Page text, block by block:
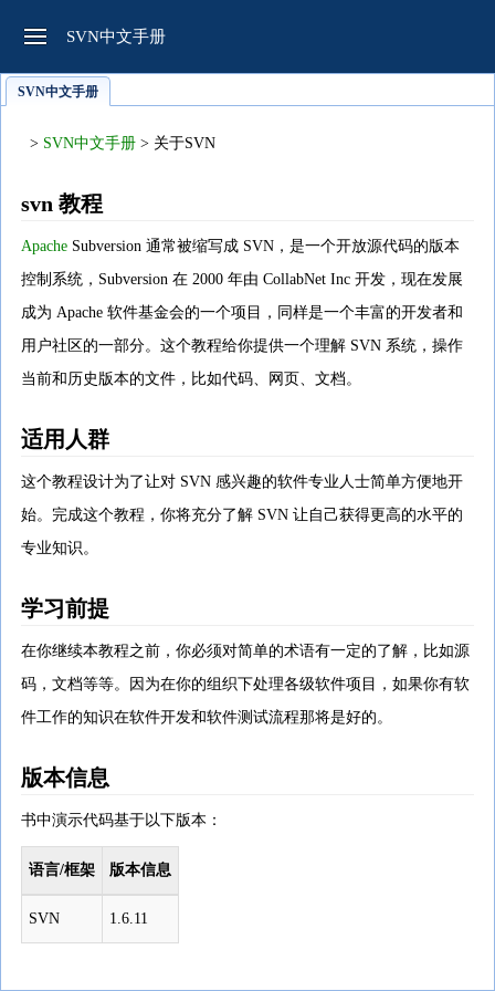
SVN中文手册
SVN中文手册
> SVN中文手册 > 关于SVN
svn 教程
Apache Subversion 通常被缩写成 SVN，是一个开放源代码的版本
控制系统，Subversion 在 2000 年由 CollabNet Inc 开发，现在发展
成为 Apache 软件基金会的一个项目，同样是一个丰富的开发者和
用户社区的一部分。这个教程给你提供一个理解 SVN 系统，操作
当前和历史版本的文件，比如代码、网页、文档。
适用人群
这个教程设计为了让对 SVN 感兴趣的软件专业人士简单方便地开
始。完成这个教程，你将充分了解 SVN 让自己获得更高的水平的
专业知识。
学习前提
在你继续本教程之前，你必须对简单的术语有一定的了解，比如源
码，文档等等。因为在你的组织下处理各级软件项目，如果你有软
件工作的知识在软件开发和软件测试流程那将是好的。
版本信息
书中演示代码基于以下版本：
语言/框架 版本信息
SVN 1.6.11